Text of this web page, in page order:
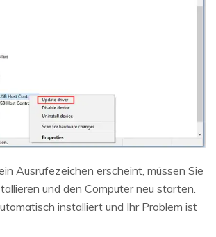
Ausrufezeichen erscheint, müssen Sie
und den Computer neu starten.
installiert und Ihr Problem ist